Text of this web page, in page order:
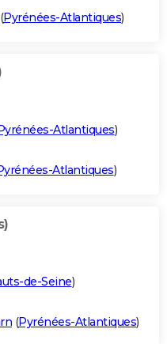
(Pyrénées-Atlantiques)
Atlantiques)
Atlantiques)
de-Seine)
(Pyrénées-Atlantiques)